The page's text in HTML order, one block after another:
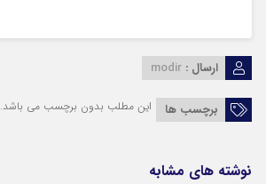
ارسال : modir
برچسب ها این مطلب بدون برچسب می باشد.
نوشته های مشابه